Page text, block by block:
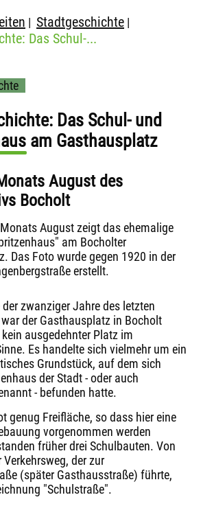
| Stadtgeschichte |
Das Schul-...
Das Schul- und
am Gasthausplatz
August des
Bocholt
August zeigt das ehemalige
am Bocholter
Das Foto wurde gegen 1920 in der
erstellt.
zwanziger Jahre des letzten
der Gasthausplatz in Bocholt
ausgedehnter Platz im
Es handelte sich vielmehr um ein
Grundstück, auf dem sich
der Stadt - oder auch
- befunden hatte.
genug Freifläche, so dass hier eine
vorgenommen werden
früher drei Schulbauten. Von
der zur
(später Gasthausstraße) führte,
"Schulstraße".